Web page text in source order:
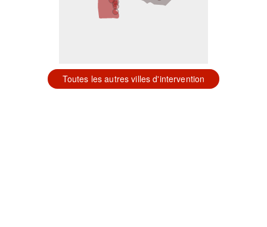
Toutes les autres villes d'intervention